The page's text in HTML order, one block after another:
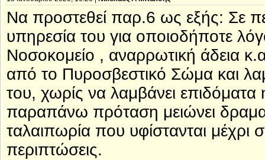
Να προστεθεί παρ.6 ως εξής: Σε
υπηρεσία του για οποιοδήποτε
Νοσοκομείο , αναρρωτική άδεια
από το Πυροσβεστικό Σώμα και
του, χωρίς να λαμβάνει
παραπάνω πρόταση μειώνει
ταλαιπωρία που υφίστανται
περιπτώσεις.